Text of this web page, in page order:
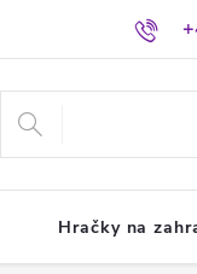
Hračky na